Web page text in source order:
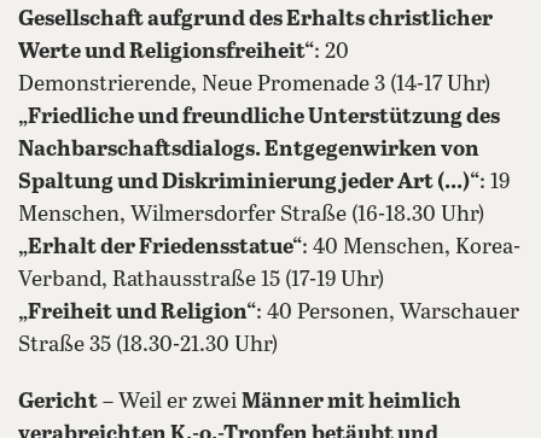
Gesellschaft aufgrund des Erhalts christlicher
Werte und Religionsfreiheit“: 20
Demonstrierende, Neue Promenade 3 (14-17 Uhr)
„Friedliche und freundliche Unterstützung des
Nachbarschaftsdialogs. Entgegenwirken von
Spaltung und Diskriminierung jeder Art (...)“: 19
Menschen, Wilmersdorfer Straße (16-18.30 Uhr)
„Erhalt der Friedensstatue“: 40 Menschen, Korea-
Verband, Rathausstraße 15 (17-19 Uhr)
„Freiheit und Religion“: 40 Personen, Warschauer
Straße 35 (18.30-21.30 Uhr)
Gericht – Weil er zwei Männer mit heimlich